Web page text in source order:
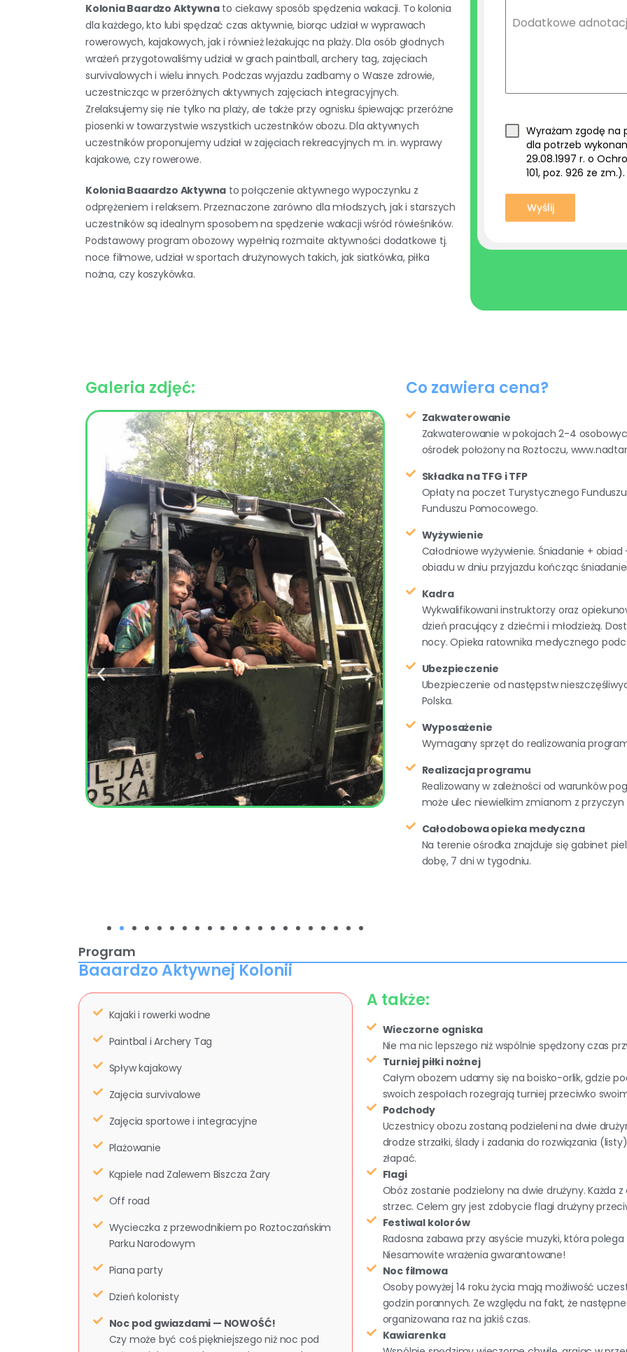
Kolonia Baardzo Aktywnato ciekawy sposób spędzenia wakacji. To kolonia
dla każdego, kto lubi spędzać czas aktywnie, biorąc udział w wyprawach
rowerowych, kajakowych, jak i również leżakując na plaży. Dla osób głodnych
wrażeń przygotowaliśmy udział w grach paintball, archery tag, zajęciach
survivalowych i wielu innych. Podczas wyjazdu zadbamy o Wasze zdrowie,
uczestnicząc w przeróżnych aktywnych zajęciach integracyjnych.
Zrelaksujemy się nie tylko na plaży, ale także przy ognisku śpiewając przeróżne
piosenki w towarzystwie wszystkich uczestników obozu. Dla aktywnych
uczestników proponujemy udział w zajęciach rekreacyjnych m. in. wyprawy
kajakowe, czy rowerowe.
Kolonia Baaardzo Aktywna to połączenie aktywnego wypoczynku z
odprężeniem i relaksem. Przeznaczone zarówno dla młodszych, jak i starszych
uczestników są idealnym sposobem na spędzenie wakacji wśród rówieśników.
Podstawowy program obozowy wypełnią rozmaite aktywności dodatkowe tj.
noce filmowe, udział w sportach drużynowych takich, jak siatkówka, piłka
nożna, czy koszykówka.
Dodatkowe
Wyrażam zgodę na
dla potrzeb
29.08.1997 r. o
101, poz. 926 ze zm.).
Wyślij
Galeria zdjęć: Co zawiera cena?
Zakwaterowanie
Zakwaterowanie w pokojach 2-4
ośrodek położony na Roztoczu,
Składka na TFG i TFP
Opłaty na poczet Turystycznego
Funduszu Pomocowego.
Wyżywienie
Całodniowe wyżywienie. Śniadanie +
obiadu w dniu przyjazdu kończąc
Kadra
Wykwalifikowani instruktorzy oraz
dzień pracujący z dziećmi i młodzieżą.
nocy. Opieka ratownika medycznego
Ubezpieczenie
Ubezpieczenie od następstw
Polska.
Wyposażenie
Wymagany sprzęt do realizowania
Realizacja programu
Realizowany w zależności od warunków
może ulec niewielkim zmianom z przyczyn
Całodobowa opieka medyczna
Na terenie ośrodka znajduje się gabinet
dobę, 7 dni w tygodniu.
Program
Baaardzo Aktywnej Kolonii
Kajaki i rowerki wodne
Paintbal i Archery Tag
Spływ kajakowy
Zajęcia survivalowe
Zajęcia sportowe i integracyjne
Plażowanie
Kąpiele nad Zalewem Biszcza Żary
Off road
Wycieczka z przewodnikiem po Roztoczańskim
Parku Narodowym
Piana party
Dzień kolonisty
Noc pod gwiazdami — NOWOŚĆ!
Czy może być coś piękniejszego niż noc pod
A także:
Wieczorne ogniska
Nie ma nic lepszego niż wspólnie spędzony czas
Turniej piłki nożnej
Całym obozem udamy się na boisko-orlik, gdzie
swoich zespołach rozegrają turniej przeciwko
Podchody
Uczestnicy obozu zostaną podzieleni na dwie
drodze strzałki, ślady i zadania do rozwiązania
złapać.
Flagi
Obóz zostanie podzielony na dwie drużyny. Każda
strzec. Celem gry jest zdobycie flagi drużyny
Festiwal kolorów
Radosna zabawa przy asyście muzyki, która
Niesamowite wrażenia gwarantowane!
Noc filmowa
Osoby powyżej 14 roku życia mają możliwość
godzin porannych. Ze względu na fakt, że
organizowana raz na jakiś czas.
Kawiarenka